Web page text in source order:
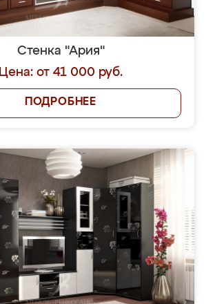
Стенка "Ария"
Цена: от 41 000 руб.
ПОДРОБНЕЕ